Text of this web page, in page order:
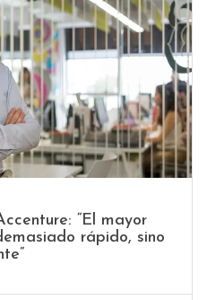
“El mayor
rápido, sino